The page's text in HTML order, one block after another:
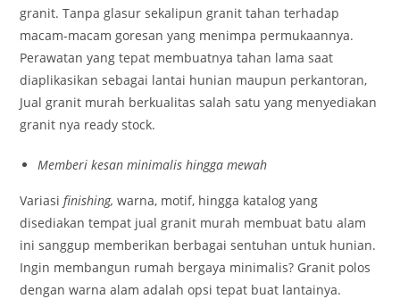
granit. Tanpa glasur sekalipun granit tahan terhadap
macam-macam goresan yang menimpa permukaannya.
Perawatan yang tepat membuatnya tahan lama saat
diaplikasikan sebagai lantai hunian maupun perkantoran,
Jual granit murah berkualitas salah satu yang menyediakan
granit nya ready stock.
Memberi kesan minimalis hingga mewah
Variasifinishing,warna, motif, hingga katalog yang
disediakan tempat jual granit murah membuat batu alam
ini sanggup memberikan berbagai sentuhan untuk hunian.
Ingin membangun rumah bergaya minimalis? Granit polos
dengan warna alam adalah opsi tepat buat lantainya.